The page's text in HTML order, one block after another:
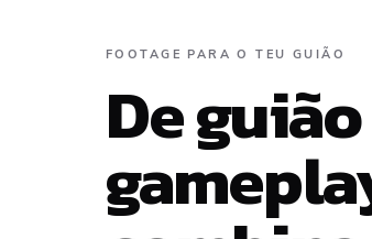
FOOTAGE PARA O TEU GUIÃO
De